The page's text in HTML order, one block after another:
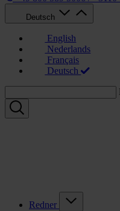
Deutsch
English
Nederlands
Français
Deutsch
Redner